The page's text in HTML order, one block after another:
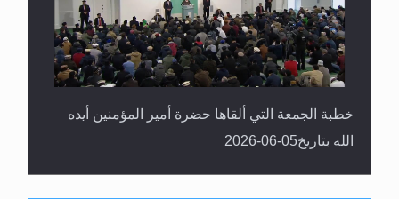
خطبة الجمعة التي ألقاها حضرة أمير المؤمنين أيده
الله بتاريخ05-06-2026